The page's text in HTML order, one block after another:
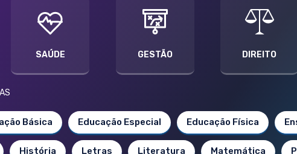
SAÚDE GESTÃO DIREITO
Básica Educação Especial Educação Física
História Letras Literatura Matemática